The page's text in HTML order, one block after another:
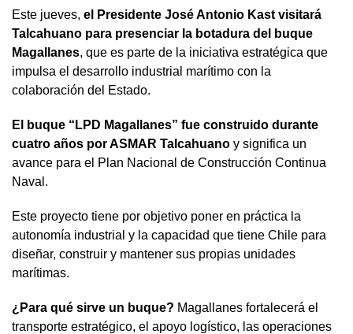
Este jueves, el Presidente José Antonio Kast visitará
Talcahuano para presenciar la botadura del buque
Magallanes, que es parte de la iniciativa estratégica que
impulsa el desarrollo industrial marítimo con la
colaboración del Estado.
El buque “LPD Magallanes” fue construido durante
cuatro años por ASMAR Talcahuano y significa un
avance para el Plan Nacional de Construcción Continua
Naval.
Este proyecto tiene por objetivo poner en práctica la
autonomía industrial y la capacidad que tiene Chile para
diseñar, construir y mantener sus propias unidades
marítimas.
¿Para qué sirve un buque? Magallanes fortalecerá el
transporte estratégico, el apoyo logístico, las operaciones